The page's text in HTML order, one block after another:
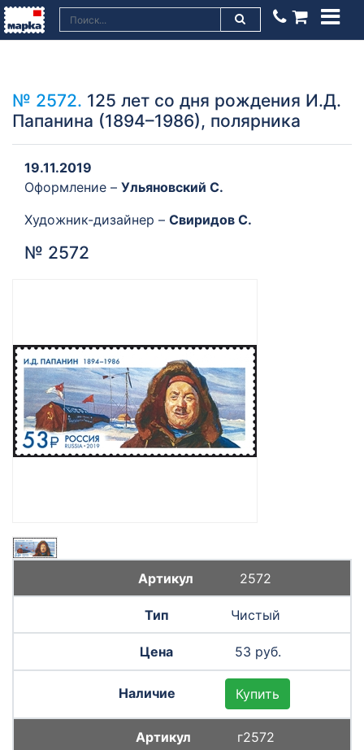
№ 2572. 125 лет со дня рождения И.Д.
Папанина (1894–1986), полярника
19.11.2019
Оформление – Ульяновский C.
Художник-дизайнер – Свиридов С.
№ 2572
2572
Чистый
53 руб.
Купить
г2572